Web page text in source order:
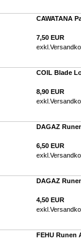
CAWATANA
7,50 EUR
exkl.
COIL Blade
8,90 EUR
exkl.
DAGAZ
6,50 EUR
exkl.
DAGAZ
4,50 EUR
exkl.
FEHU Runen